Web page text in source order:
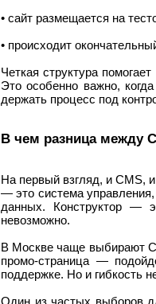
• сайт размещается на
• происходит
Четкая структура
Это особенно важно,
держать процесс под
В чем разница между
На первый взгляд, и CMS,
— это система управления,
данных. Конструктор —
невозможно.
В Москве чаще выбирают
промо-страница —
поддержке. Но и гибкость
Один из частых выборов